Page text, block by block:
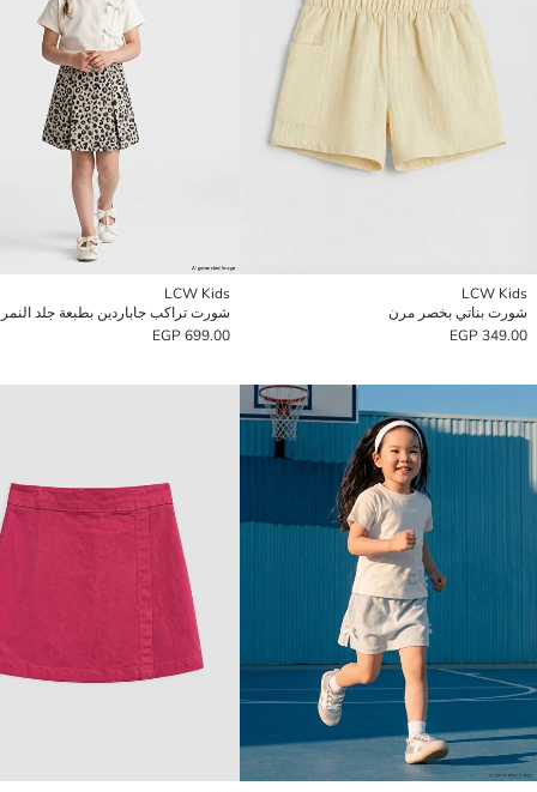
LCW Kids
شورت بناتي بخصر مرن
349.00 EGP
LCW Kids
شورت تراكب جاباردين بطبعة جلد النمر
699.00 EGP